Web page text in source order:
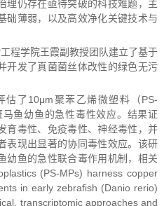
理仍存在亟待突破的科技难题，主
础薄弱，以及高效净化关键技术与
程学院王霞副教授团队建立了基于
开发了真菌菌丝体改性的绿色无污
估了10μm聚苯乙烯微塑料（PS-
鱼幼鱼的急性毒性效应。结果证
育毒性、免疫毒性、神经毒性，并
表现出显著的协同毒性效应。该研
幼鱼的急性联合毒作用机制，相关
(PS-MPs) harness copper
in early zebrafish (Danio rerio)
transcriptomic approaches and